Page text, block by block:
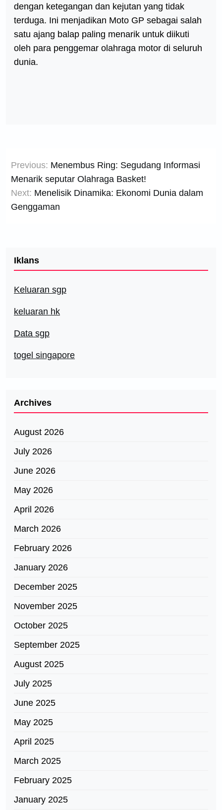
dengan ketegangan dan kejutan yang tidak
terduga. Ini menjadikan Moto GP sebagai salah
satu ajang balap paling menarik untuk diikuti
oleh para penggemar olahraga motor di seluruh
dunia.
navigation
Previous: Menembus Ring: Segudang Informasi
Menarik seputar Olahraga Basket!
Next: Menelisik Dinamika: Ekonomi Dunia dalam
Genggaman
Iklans
Keluaran sgp
keluaran hk
Data sgp
togel singapore
Archives
August 2026
July 2026
June 2026
May 2026
April 2026
March 2026
February 2026
January 2026
December 2025
November 2025
October 2025
September 2025
August 2025
July 2025
June 2025
May 2025
April 2025
March 2025
February 2025
January 2025